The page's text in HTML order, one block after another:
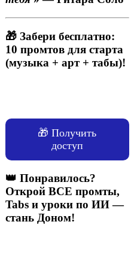
🎁 Забери бесплатно:
10 промтов для старта
(музыка + арт + табы)!
🎁 Получить
доступ
👑 Понравилось?
Открой ВСЕ промты,
Tabs и уроки по ИИ —
стань Доном!